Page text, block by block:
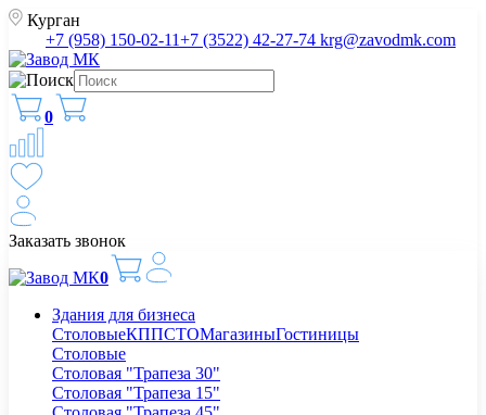
Курган
+7 (958) 150-02-11+7 (3522) 42-27-74 krg@zavodmk.com
0
Заказать звонок
0
Здания для бизнеса
СтоловыеКППСТОМагазиныГостиницы
Столовые
Столовая "Трапеза 30"
Столовая "Трапеза 15"